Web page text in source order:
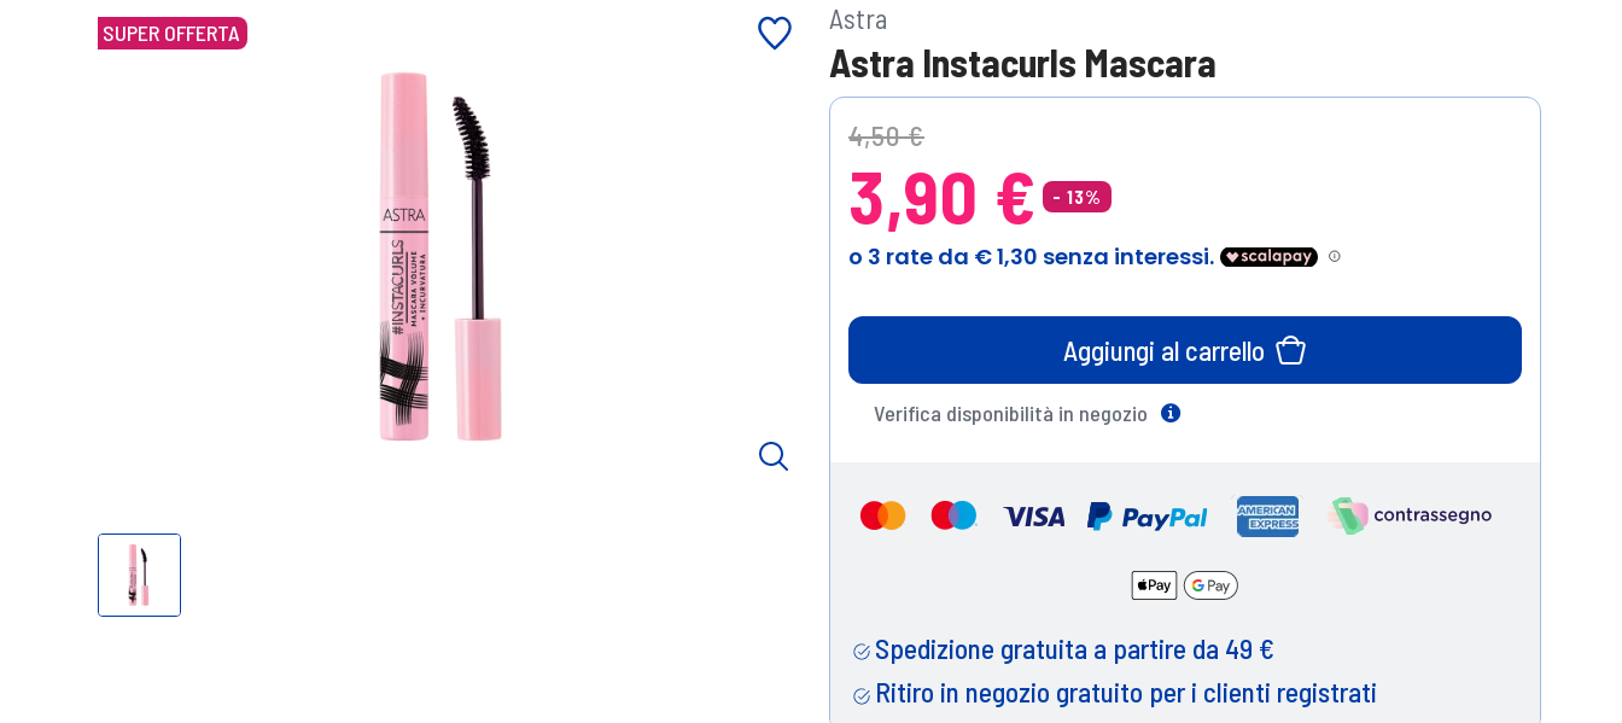
SUPER OFFERTA Astra
Astra Instacurls Mascara
Price reduced from
4,50 €to
3,90 € - 13%
Aggiungi al carrello
Verifica disponibilità in negozio
Spedizione gratuita a partire da 49 €
Ritiro in negozio gratuito per i clienti registrati